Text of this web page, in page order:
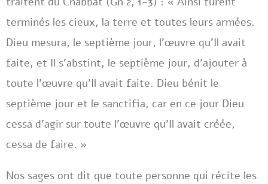
terminés les cieux, la terre et toutes leurs armées.
Dieu mesura, le septième jour, l’œuvre qu’Il avait
faite, et Il s’abstint, le septième jour, d’ajouter à
toute l’œuvre qu’Il avait faite. Dieu bénit le
septième jour et le sanctifia, car en ce jour Dieu
cessa d’agir sur toute l’œuvre qu’Il avait créée,
cessa de faire. »
Nos sages ont dit que toute personne qui récite les